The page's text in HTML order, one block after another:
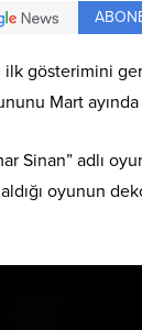
gösterimini
Mart
Sinan” adlı
oyunun